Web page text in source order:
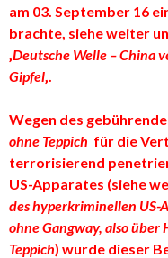
am 03. September 16
brachte, siehe weiter
‚Deutsche Welle – China
Gipfel‚.
Wegen des
ohne Teppich für die
terrorisierend
US-Apparates (siehe
des hyperkriminellen US-
ohne Gangway, also
Teppich) wurde dieser